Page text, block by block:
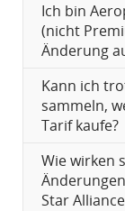
Ich bin
(nicht
Änderung
Kann ich
sammeln,
Tarif kaufe?
Wie wirken
Star